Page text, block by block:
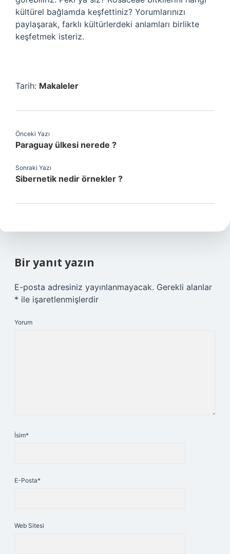
kültürel bağlamda keşfettiniz? Yorumlarınızı
paylaşarak, farklı kültürlerdeki anlamları birlikte
keşfetmek isteriz.
Tarih: Makaleler
Önceki Yazı
Paraguay ülkesi nerede ?
Sonraki Yazı
Sibernetik nedir örnekler ?
Bir yanıt yazın
E-posta adresiniz yayınlanmayacak. Gerekli alanlar
* ile işaretlenmişlerdir
Yorum
İsim*
E-Posta*
Web Sitesi